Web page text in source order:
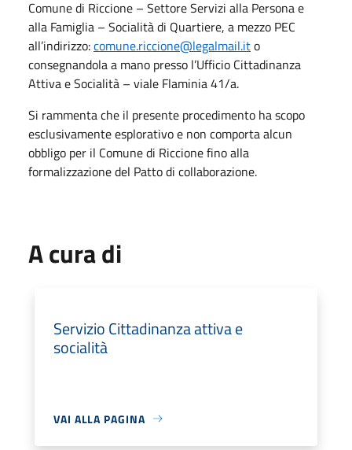
Comune di Riccione – Settore Servizi alla Persona e
alla Famiglia – Socialità di Quartiere, a mezzo PEC
all’indirizzo:comune.riccione@legalmail.ito
consegnandola a mano presso l’Ufficio Cittadinanza
Attiva e Socialità – viale Flaminia 41/a.
Si rammenta che il presente procedimento ha scopo
esclusivamente esplorativo e non comporta alcun
obbligo per il Comune di Riccione fino alla
formalizzazione del Patto di collaborazione.
A cura di
Servizio Cittadinanza attiva e
socialità
VAI ALLA PAGINA